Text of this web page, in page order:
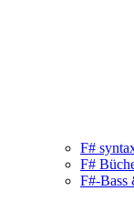
F#
F#
F#-Bass